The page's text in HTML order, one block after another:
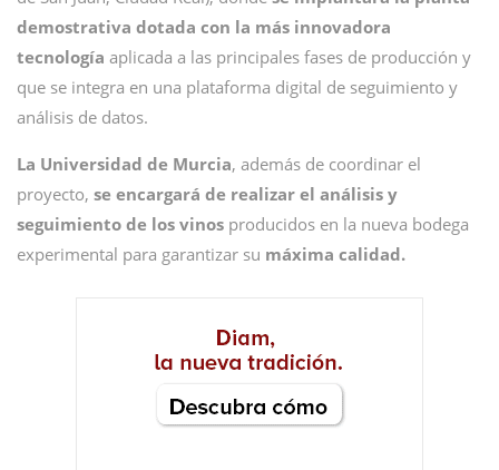
demostrativa dotada con la más innovadora
tecnología aplicada a las principales fases de producción y
que se integra en una plataforma digital de seguimiento y
análisis de datos.
La Universidad de Murcia, además de coordinar el
proyecto, se encargará de realizar el análisis y
seguimiento de los vinos producidos en la nueva bodega
experimental para garantizar su máxima calidad.